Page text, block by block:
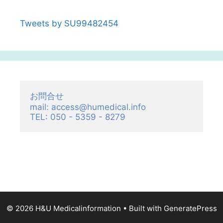
Tweets by SU99482454
お問合せ
mail: access@humedical.info
TEL: 050 - 5359 - 8279
© 2026 H&U Medicalinformation • Built with GeneratePress